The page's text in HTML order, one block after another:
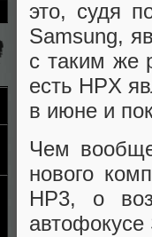
это, судя
Samsung,
с таким же
есть HPX
в июне и
Чем
нового
HP3, о